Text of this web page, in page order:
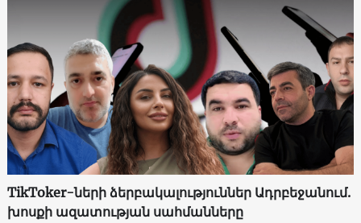
TikToker-ների ձերբակալություններ Ադրբեջանում.
խոսքի ազատության սահմանները